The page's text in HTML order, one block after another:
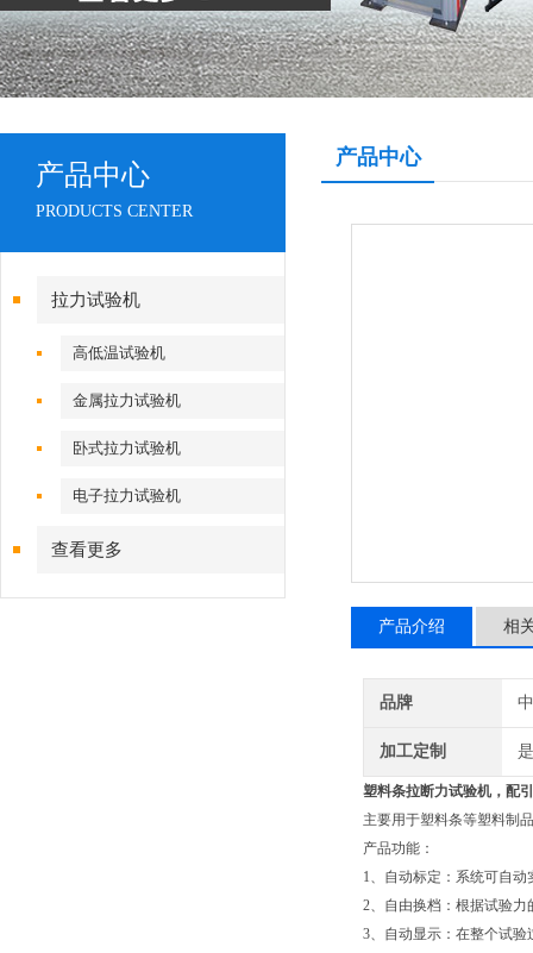
产品中心
PRODUCTS CENTER
拉力试验机
高低温试验机
金属拉力试验机
卧式拉力试验机
电子拉力试验机
查看更多
产品中心
产品介绍 相
品牌
加工定制 是
塑料条拉断力试验机，配
主要用于塑料条等塑料制
产品功能：
1、自动标定：系统可自
2、自由换档：根据试验
3、自动显示：在整个试